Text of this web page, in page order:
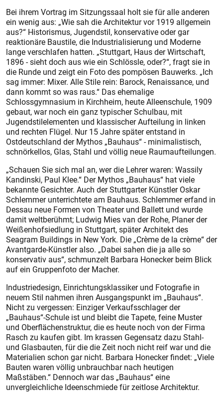
Bei ihrem Vortrag im Sitzungssaal holt sie für alle anderen
ein wenig aus: „Wie sah die Architektur vor 1919 allgemein
aus?“ Historismus, Jugendstil, konservative oder gar
reaktionäre Baustile, die Industrialisierung und Moderne
lange verschlafen hatten. „Stuttgart, Haus der Wirtschaft,
1896 - sieht doch aus wie ein Schlössle, oder?“, fragt sie in
die Runde und zeigt ein Foto des pompösen Bauwerks. „Ich
sag immer: Mixer. Alle Stile rein: Barock, Renaissance, und
dann kommt so was raus.“ Das ehemalige
Schlossgymnasium in Kirchheim, heute Alleenschule, 1909
gebaut, war noch ein ganz typischer Schulbau, mit
Jugendstilelementen und klassischer Aufteilung in linken
und rechten Flügel. Nur 15 Jahre später entstand in
Ostdeutschland der Mythos „Bauhaus“ - minimalistisch,
schnörkellos, Glas, Stahl und völlig neue Raumaufteilungen.
„Schauen Sie sich mal an, wer die Lehrer waren: Wassily
Kandinski, Paul Klee.“ Der Mythos „Bauhaus“ hat viele
bekannte Gesichter. Auch der Stuttgarter Künstler Oskar
Schlemmer unterrichtete am Bauhaus. Schlemmer erfand in
Dessau neue Formen von Theater und Ballett und wurde
damit weltberühmt; Ludwig Mies van der Rohe, Planer der
Weißenhofsiedlung in Stuttgart, später Architekt des
Seagram Buildings in New York. Die „Crème de la crème“ der
Avantgarde-Künstler also. „Dabei sahen die ja alle so
konservativ aus“, schmunzelt Barbara Honecker beim Blick
auf ein Gruppenfoto der Macher.
Industriedesign, Einrichtungsklassiker und Fotografie in
neuem Stil nahmen ihren Ausgangspunkt im „Bauhaus“.
Nicht zu vergessen: Einziger Verkaufsschlager der
„Bauhaus“-Schule ist und bleibt die Tapete, feine Muster
und Oberflächenstruktur, die es heute noch von der Firma
Rasch zu kaufen gibt. Im krassen Gegensatz dazu Stahl-
und Glasbauten, für die die Zeit noch nicht reif war und die
Materialien schon gar nicht. Barbara Honecker findet: „Viele
Bauten waren völlig unbrauchbar nach heutigen
Maßstäben.“ Dennoch war das „Bauhaus“ eine
unvergleichliche Ideenschmiede für zeitlose Architektur.